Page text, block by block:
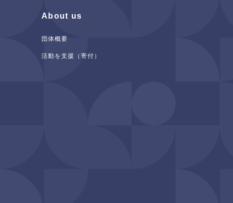
About us
団体概要
活動を支援（寄付）